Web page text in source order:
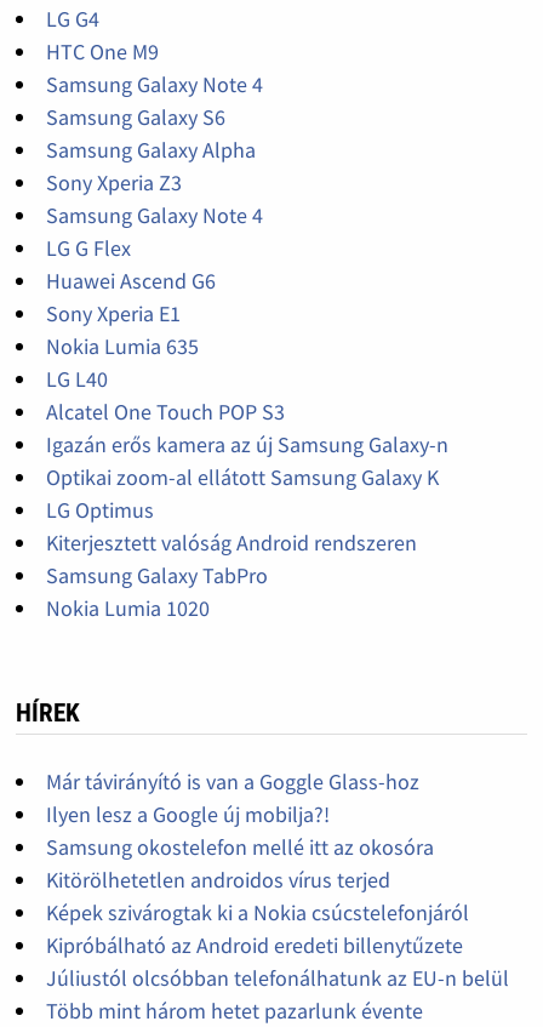
LG G4
HTC One M9
Samsung Galaxy Note 4
Samsung Galaxy S6
Samsung Galaxy Alpha
Sony Xperia Z3
Samsung Galaxy Note 4
LG G Flex
Huawei Ascend G6
Sony Xperia E1
Nokia Lumia 635
LG L40
Alcatel One Touch POP S3
Igazán erős kamera az új Samsung Galaxy-n
Optikai zoom-al ellátott Samsung Galaxy K
LG Optimus
Kiterjesztett valóság Android rendszeren
Samsung Galaxy TabPro
Nokia Lumia 1020
HÍREK
Már távirányító is van a Goggle Glass-hoz
Ilyen lesz a Google új mobilja?!
Samsung okostelefon mellé itt az okosóra
Kitörölhetetlen androidos vírus terjed
Képek szivárogtak ki a Nokia csúcstelefonjáról
Kipróbálható az Android eredeti billenytűzete
Júliustól olcsóbban telefonálhatunk az EU-n belül
Több mint három hetet pazarlunk évente